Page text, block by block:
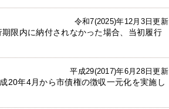
令和7(2025)年12月3日更新
限内に納付されなかった場合、当初履行
平成29(2017)年6月28日更新
20年4月から市債権の徴収一元化を実施し